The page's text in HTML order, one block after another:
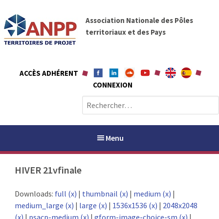
t
A
N
P
P
Association Nationale des Pôles
territoriaux et des Pays
ACCÈS ADHÉRENT
CONNEXION
e
c
c
e
r
Menu
ANPP
HIVER 21vfinale
Downloads: full (x) | thumbnail (x) | medium (x) |
medium_large (x) | large (x) | 1536x1536 (x) | 2048x2048
(x) | psacp-medium (x) | gform-image-choice-sm (x) |